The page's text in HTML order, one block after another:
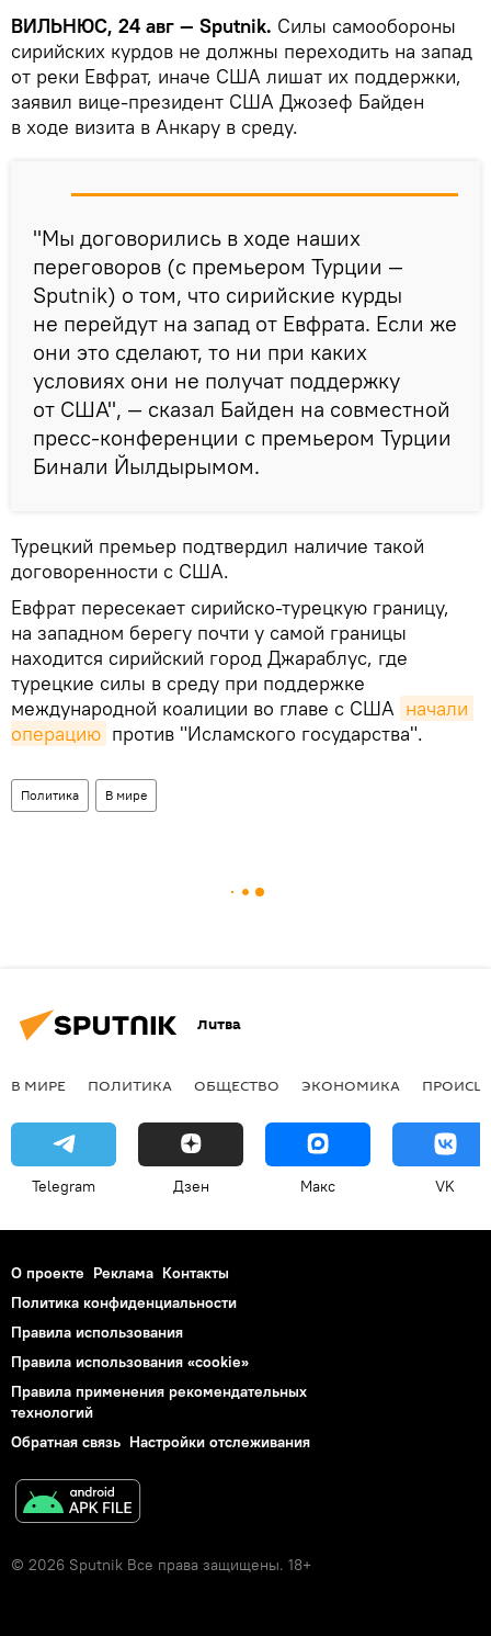
ВИЛЬНЮС, 24 авг — Sputnik. Силы самообороны
сирийских курдов не должны переходить на запад
от реки Евфрат, иначе США лишат их поддержки,
заявил вице-президент США Джозеф Байден
в ходе визита в Анкару в среду.
"Мы договорились в ходе наших
переговоров (с премьером Турции —
Sputnik) о том, что сирийские курды
не перейдут на запад от Евфрата. Если же
они это сделают, то ни при каких
условиях они не получат поддержку
от США", — сказал Байден на совместной
пресс-конференции с премьером Турции
Бинали Йылдырымом.
Турецкий премьер подтвердил наличие такой
договоренности с США.
Евфрат пересекает сирийско-турецкую границу,
на западном берегу почти у самой границы
находится сирийский город Джараблус, где
турецкие силы в среду при поддержке
международной коалиции во главе с США начали
операцию против "Исламского государства".
Политика В мире
Литва
В МИРЕ ПОЛИТИКА ОБЩЕСТВО ЭКОНОМИКА
Telegram Дзен Макс VK
О проекте Реклама Контакты
Политика конфиденциальности
Правила использования
Правила использования «cookie»
Правила применения рекомендательных
технологий
Обратная связь Настройки отслеживания
© 2026 Sputnik Все права защищены. 18+